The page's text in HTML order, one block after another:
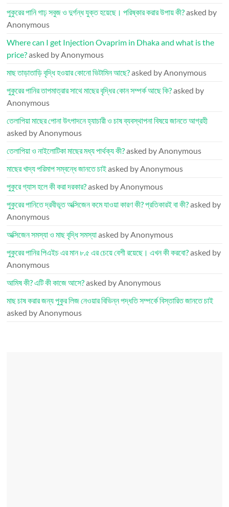
পুকুরের পানি গাঢ় সবুজ ও দুর্গন্ধ যুক্ত হয়েছে। পরিষ্কার করার উপায় কী?asked by
Anonymous
Where can I get Injection Ovaprim in Dhaka and what is the
price?asked by Anonymous
মাছ তাড়াতাড়ি বৃদ্ধি হওয়ার কোনো ভিটামিন আছে?asked by Anonymous
পুকুরের পানির তাপমাত্রার সাথে মাছের বৃদ্ধির কোন সম্পর্ক আছে কি?asked by
Anonymous
তেলাপিয়া মাছের পোনা উৎপাদনে হ্যাচারী ও চাষ ব্যবস্থাপনা বিষয়ে জানতে আগ্রহী
asked by Anonymous
তেলাপিয়া ও নাইলোটিকা মাছের মধ্য পার্থক্য কী?asked by Anonymous
মাছের খাদ্য পরিমাপ সম্বন্ধে জানতে চাইasked by Anonymous
পুকুরে গ্যাস হলে কী করা দরকার?asked by Anonymous
পুকুরের পানিতে দ্রবীভূত অক্সিজেন কমে যাওয়া কারণ কী? প্রতিকারই বা কী?asked by
Anonymous
অক্সিজেন সমস্যা ও মাছ বৃদ্ধি সমস্যাasked by Anonymous
পুকুরের পানির পিএইচ এর মান ৮.৫ এর চেয়ে বেশী রয়েছে। এখন কী করবো?asked by
Anonymous
আমিষ কী? এটি কী কাজে আসে?asked by Anonymous
মাছ চাষ করার জন্য পুকুর লিজ নেওয়ার বিভিন্ন পদ্ধতি সম্পর্কে বিস্তারিত জানতে চাই
asked by Anonymous